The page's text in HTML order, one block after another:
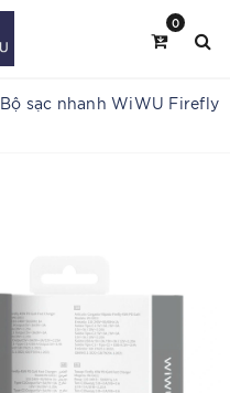
0
Bộ sạc nhanh WiWU Firefly